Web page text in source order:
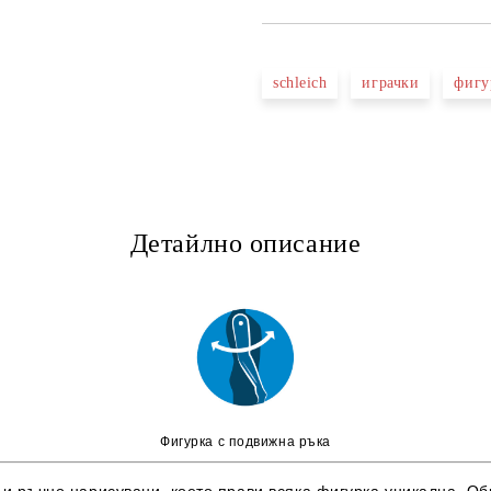
schleich играчки
Детайлно описание
Фигурка с подвижна ръка